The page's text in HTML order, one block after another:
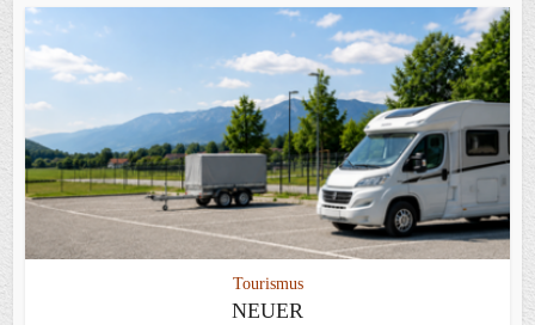
Tourismus
NEUER